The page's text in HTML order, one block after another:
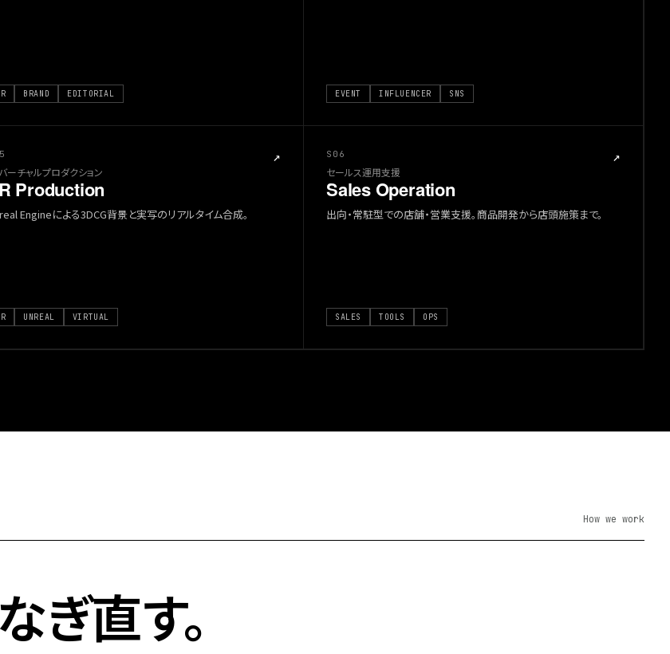
BRAND EDITORIAL EVENT INFLUENCER SNS
↗
ーチャルプロダクション
Production
Engineによる3DCG背景と実写のリアルタイム合成。
UNREAL VIRTUAL
S06 ↗
セールス運用支援
Sales Operation
出向・常駐型での店舗・営業支援。商品開発から店頭施策まで。
SALES TOOLS OPS
How we work
ぎ直す。